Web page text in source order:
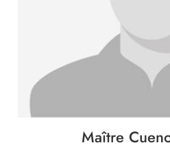
Immobilier
Famille
Maître